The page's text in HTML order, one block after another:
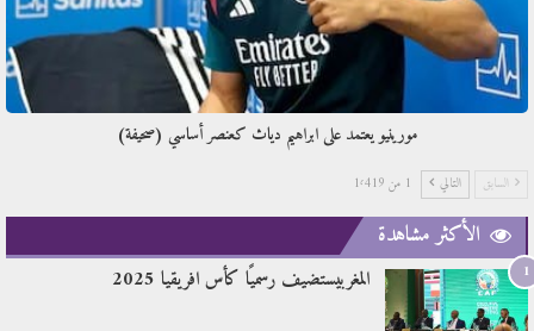
مورينيو يعتمد على ابراهيم دياث كعنصر أساسي (صحيفة)
السابق التالي 1 من 1٬419
الأكثر مشاهدة
1 المغربيستضيف رسميًا كأس افريقيا 2025